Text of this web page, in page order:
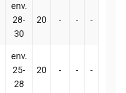
env.
28-
30
20 - - -
env.
25-
28
20 - - -